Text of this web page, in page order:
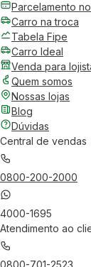
Parcelamento
Carro na troca
Tabela Fipe
Carro Ideal
Venda para
Quem somos
Nossas lojas
Blog
Dúvidas
Central de vendas
0800-200-2000
4000-1695
Atendimento ao
0800-701-2523